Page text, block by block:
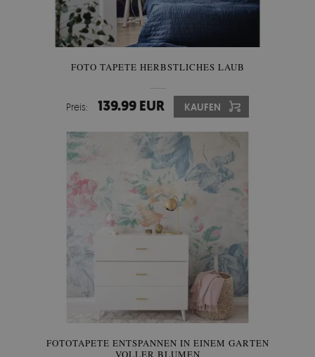
FOTO TAPETE HERBSTLICHES LAUB
Preis: 139.99 EUR KAUFEN
FOTOTAPETE ENTSPANNEN IN EINEM GARTEN
VOLLER BLUMEN